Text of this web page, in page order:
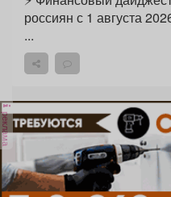
россиян с 1 августа 2026 Пенсионные
...
реклама